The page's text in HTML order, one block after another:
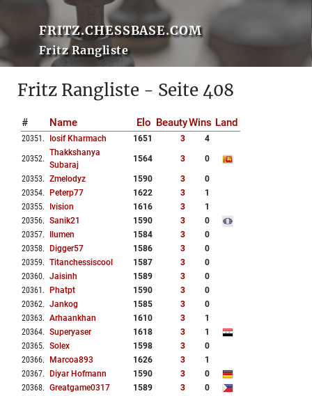
FRITZ.CHESSBASE.COM
Fritz Rangliste
Fritz Rangliste - Seite 408
# Name Elo BeautyWins Land
20351 . Iosif Kharmach 1651 3 4
20352.
Thakkshanya
Subaraj
1564 3 0
20353. Zmelodyz 1590 3
0
20354. Peterp77 1622 3
1
20355. Ivision 1616 3
1
20356. Sanik21 1590 3
0
20357. Ilumen 1584 3
0
20358. Digger57 1586 3
0
20359. Titanchessiscool 1587 3
0
20360. Jaisinh 1589 3
0
20361 . Phatpt 1590 3
0
20362. Jankog 1585 3
0
20363. Arhaankhan 1610 3
1
20364. Superyaser 1618 3
1
20365. Solex 1598 3
0
20366. Marcoa893 1626 3
1
20367. Diyar Hofmann 1590 3
0
20368. Greatgame0317 1589 3
0